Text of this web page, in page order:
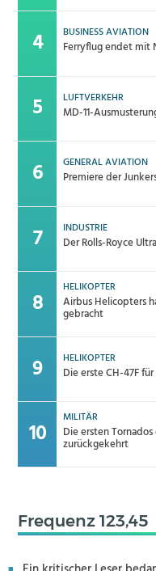
BUSINESS AVIATION
Ferryflug endet mit
LUFTVERKEHR
MD-11-
GENERAL AVIATION
Premiere der
INDUSTRIE
Der Rolls-Royce
HELIKOPTER
Airbus Helicopters
gebracht
HELIKOPTER
Die erste CH-47F
MILITÄR
Die ersten
zurückgekehrt
Frequenz 123,45